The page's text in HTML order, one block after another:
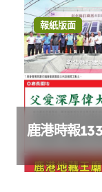
報紙版面
鹿港時報